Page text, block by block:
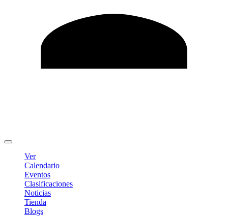
Ver
Calendario
Eventos
Clasificaciones
Noticias
Tienda
Blogs